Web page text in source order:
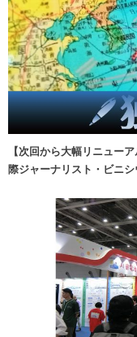
【次回から大幅リニュー
際ジャーナリスト・ビニ